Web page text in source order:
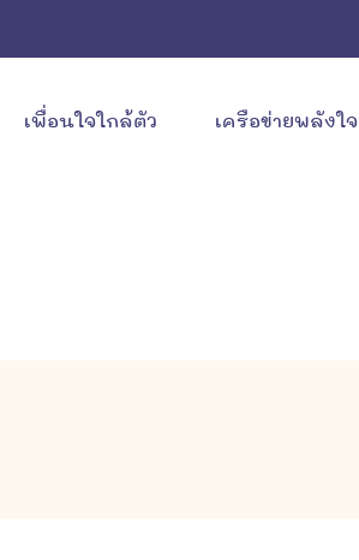
เพื่อนใจใกล้ตัว เครือข่ายพลังใจ